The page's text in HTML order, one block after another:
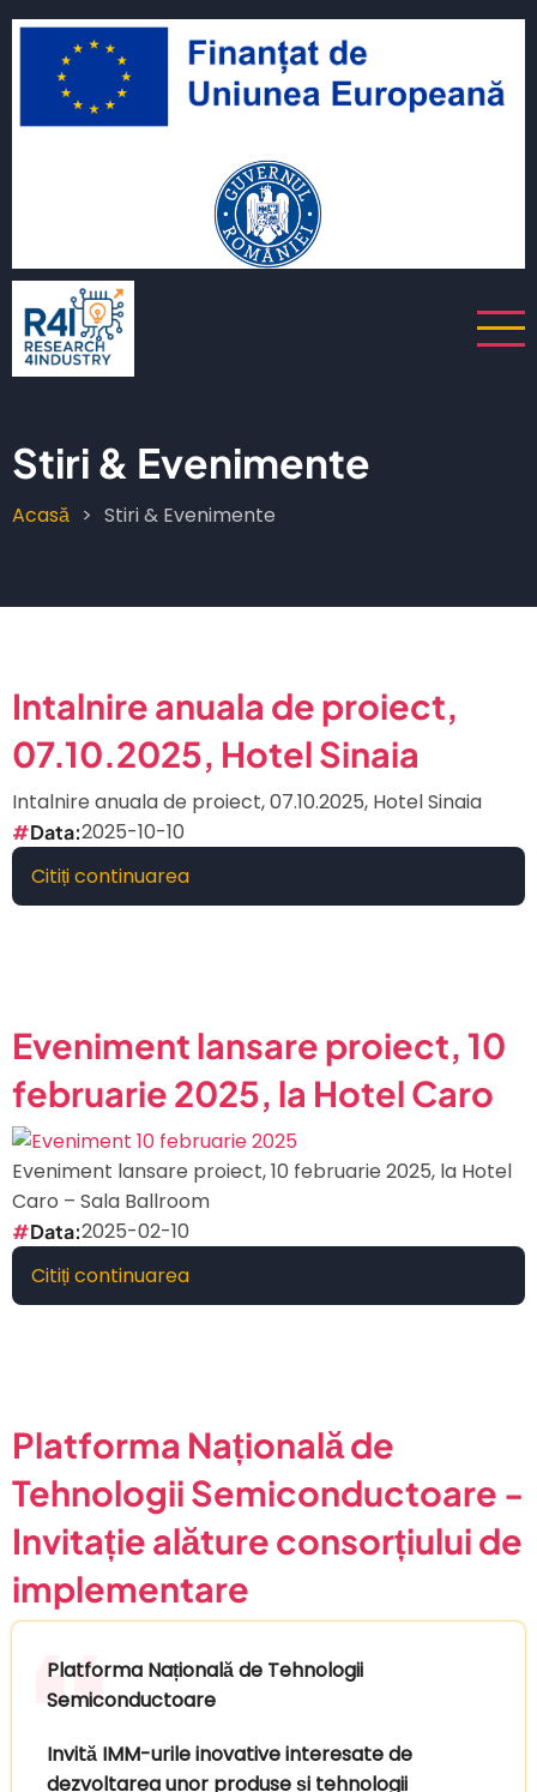
Sari
conținutul
principal
Stiri & Evenimente
Breadcrumb
Acasă Stiri & Evenimente
Intalnire anuala de proiect,
07.10.2025, Hotel Sinaia
Intalnire anuala de proiect, 07.10.2025, Hotel Sinaia
Data 2025-10-10
Citiți continuarea
Intalnire
07.10.2025,
Hotel
Sinaia
Eveniment lansare proiect, 10
februarie 2025, la Hotel Caro
Eveniment lansare proiect, 10 februarie 2025, la Hotel
Caro – Sala Ballroom
Data 2025-02-10
Citiți continuarea
Eveniment
februarie
2025,
la
Hotel
Caro
Platforma Națională de
Tehnologii Semiconductoare -
Invitație alăture consorțiului de
implementare
Platforma Națională de Tehnologii
Semiconductoare
Invită IMM-urile inovative interesate de
dezvoltarea unor produse și tehnologii